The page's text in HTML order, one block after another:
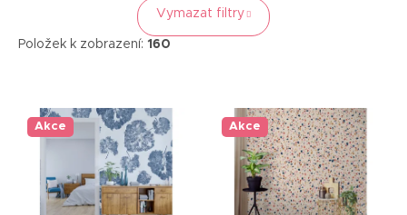
Vymazat filtry
Položek k zobrazení: 160
Akce Akce